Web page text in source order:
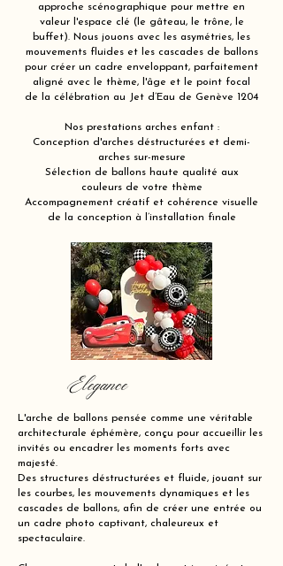
approche scénographique pour mettre en
valeur l'espace clé (le gâteau, le trône, le
buffet). Nous jouons avec les asymétries, les
mouvements fluides et les cascades de ballons
pour créer un cadre enveloppant, parfaitement
aligné avec le thème, l'âge et le point focal
de la célébration au Jet d’Eau de Genève 1204
Nos prestations arches enfant :
Conception d'arches déstructurées et demi-
arches sur-mesure
Sélection de ballons haute qualité aux
couleurs de votre thème
Accompagnement créatif et cohérence visuelle
de la conception à l’installation finale
Elegance
L'arche de ballons pensée comme une véritable
architecturale éphémère, conçu pour accueillir les
invités ou encadrer les moments forts avec
majesté.
Des structures déstructurées et fluide, jouant sur
les courbes, les mouvements dynamiques et les
cascades de ballons, afin de créer une entrée ou
un cadre photo captivant, chaleureux et
spectaculaire.